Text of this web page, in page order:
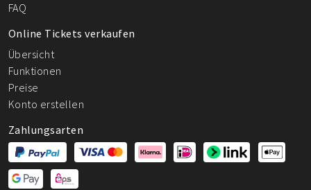
FAQ
Online Tickets verkaufen
Übersicht
Funktionen
Preise
Konto erstellen
Zahlungsarten